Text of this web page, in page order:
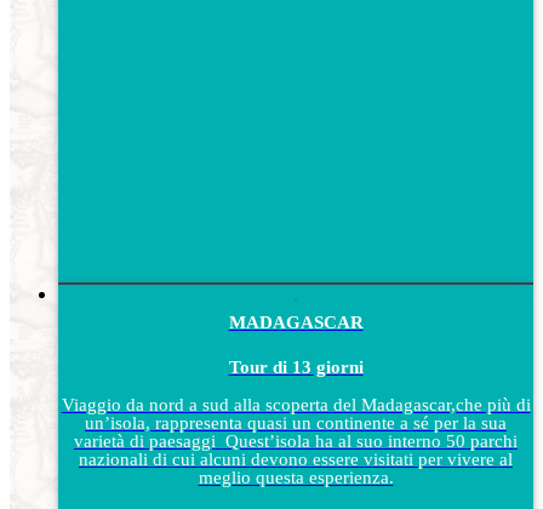
MADAGASCAR
Tour di 13 giorni
Viaggio da nord a sud alla scoperta del Madagascar,che più di
un’isola, rappresenta quasi un continente a sé per la sua
varietà di paesaggi Quest’isola ha al suo interno 50 parchi
nazionali di cui alcuni devono essere visitati per vivere al
meglio questa esperienza.